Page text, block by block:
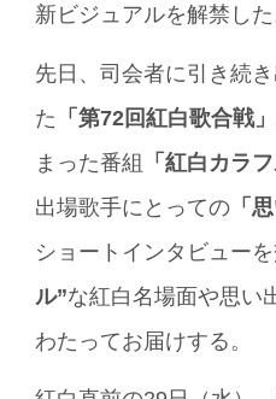
新ビジュアルを解禁した
先日、司会者に引き続
た 「第72回紅白歌合戦」
まった番組 「紅白カラ
出場歌手にとっての 「
ショートインタビュー
ル”な紅白名場面や思い
わたってお届けする。